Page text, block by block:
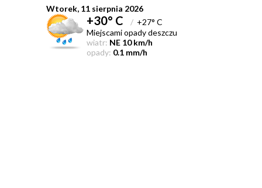
Wtorek, 11 sierpnia 2026
+30° C /+27° C
Miejscami opady deszczu
wiatr: NE 10 km/h
opady: 0.1 mm/h